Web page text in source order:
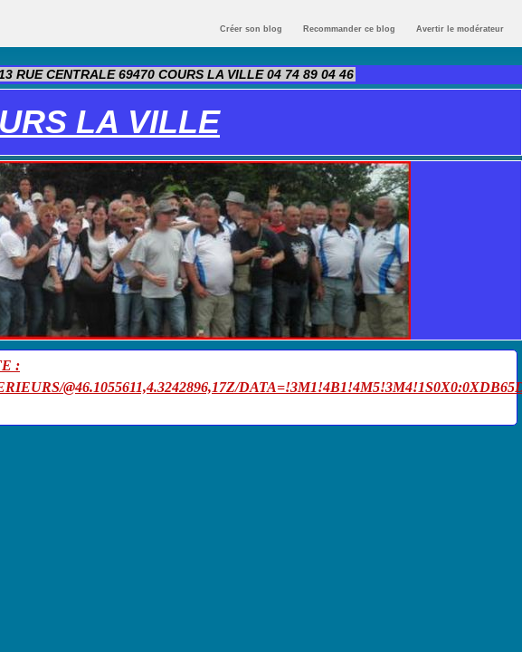
Créer son blog Recommander ce blog Avertir le modérateur
RUE CENTRALE 69470 COURS LA VILLE 04 74 89 04 46
LA VILLE
:
@46.1055611,4.3242896,17Z/